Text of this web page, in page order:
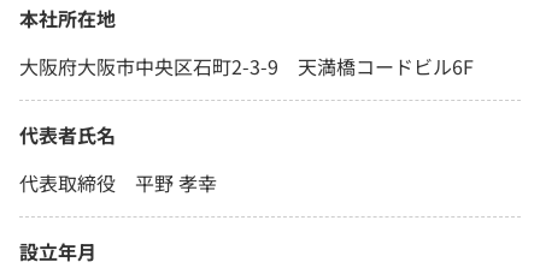
本社所在地
大阪府大阪市中央区石町2-3-9 天満橋コードビル6F
代表者氏名
代表取締役 平野 孝幸
設立年月